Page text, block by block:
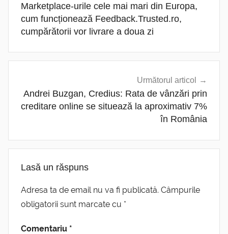
articole
Marketplace-urile cele mai mari din Europa,
cum funcționează Feedback.Trusted.ro,
cumpărătorii vor livrare a doua zi
Următorul articol
Andrei Buzgan, Credius: Rata de vânzări prin
creditare online se situează la aproximativ 7%
în România
Lasă un răspuns
Adresa ta de email nu va fi publicată. Câmpurile
obligatorii sunt marcate cu *
Comentariu *